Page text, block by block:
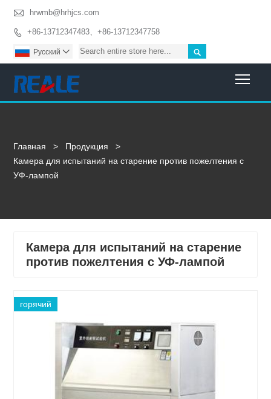
 hrwmb@hrhjcs.com
 +86-13712347483、+86-13712347758

Pусский 
Главная > Продукция
>
Камера для испытаний на старение против пожелтения с
УФ-лампой
Камера для испытаний на старение
против пожелтения с УФ-лампой
горячий